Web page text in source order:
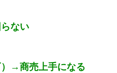
ない
→商売上手になる